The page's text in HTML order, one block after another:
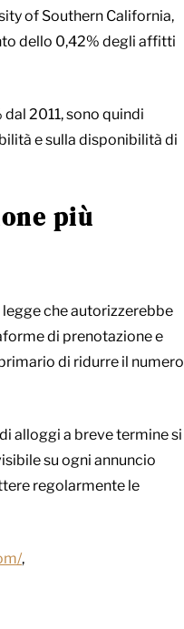
of Southern California,
dello 0,42% degli affitti
2011, sono quindi
e sulla disponibilità di
più
che autorizzerebbe
di prenotazione e
di ridurre il numero
alloggi a breve termine si
su ogni annuncio
regolarmente le
,